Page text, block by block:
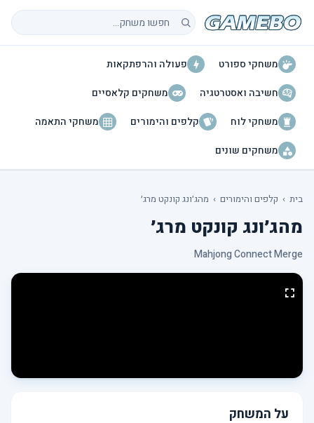
חיפוש משחקים
משחקי ספורט
פעולה והרפתקאות
חשיבה ואסטרטגיה
משחקים קלאסיים
משחקי לוח
קלפים והימורים
משחקי התאמה
משחקים שונים
בית › קלפים והימורים › מהג׳ונג קונקט מרג׳
מהג׳ונג קונקט מרג׳
Mahjong Connect Merge
על המשחק